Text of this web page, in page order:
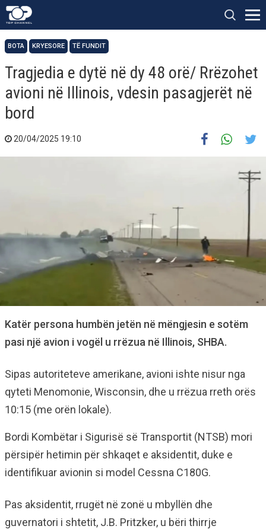
BOTA KRYESORE TË FUNDIT
Tragjedia e dytë në dy 48 orë/ Rrëzohet
avioni në Illinois, vdesin pasagjerët në
bord
20/04/2025 19:10
Katër persona humbën jetën në mëngjesin e sotëm
pasi një avion i vogël u rrëzua në Illinois, SHBA.
Sipas autoriteteve amerikane, avioni ishte nisur nga
qyteti Menomonie, Wisconsin, dhe u rrëzua rreth orës
10:15 (me orën lokale).
Bordi Kombëtar i Sigurisë së Transportit (NTSB) mori
përsipër hetimin për shkaqet e aksidentit, duke e
identifikuar avionin si model Cessna C180G.
Pas aksidentit, rrugët në zonë u mbyllën dhe
guvernatori i shtetit, J.B. Pritzker, u bëri thirrje